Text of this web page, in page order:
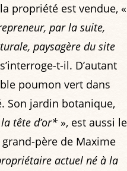
propriété est vendue, «
par la suite,
paysagère du site
t-il. D’autant
poumon vert dans
Son jardin botanique,
tête d’or* », est aussi le
père de Maxime
actuel né à la